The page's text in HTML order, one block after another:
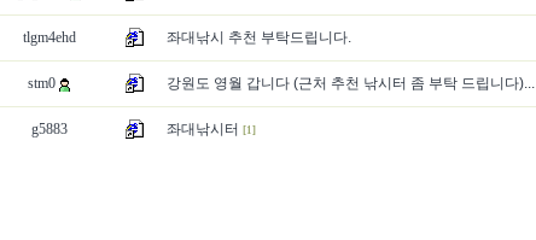
tlgm4ehd 좌대낚시 추천 부탁드립니다.
stm0 강원도 영월 갑니다 (근처 추천 낚시터 좀 부탁 드립니다)...
g5883 좌대낚시터 [1]